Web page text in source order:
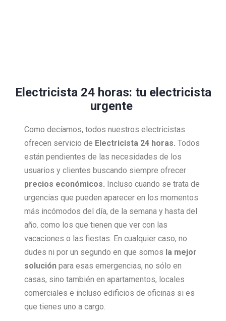
Electricista 24 horas: tu electricista
urgente
Como decíamos, todos nuestros electricistas
ofrecen servicio de Electricista 24 horas. Todos
están pendientes de las necesidades de los
usuarios y clientes buscando siempre ofrecer
precios económicos. Incluso cuando se trata de
urgencias que pueden aparecer en los momentos
más incómodos del día, de la semana y hasta del
año. como los que tienen que ver con las
vacaciones o las fiestas. En cualquier caso, no
dudes ni por un segundo en que somos la mejor
solución para esas emergencias, no sólo en
casas, sino también en apartamentos, locales
comerciales e incluso edificios de oficinas si es
que tienes uno a cargo.